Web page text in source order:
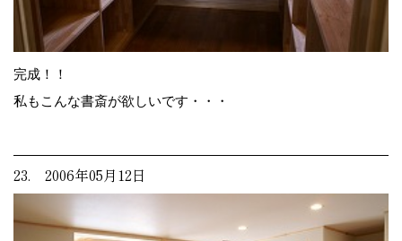
完成！！
私もこんな書斎が欲しいです・・・
23. 2006年05月12日